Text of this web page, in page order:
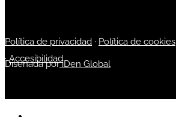
Política de privacidad · Política de cookies
·Accesibilidad
Diseñada poriDen Global